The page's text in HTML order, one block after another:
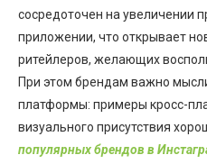
сосредоточен на увеличении
приложении, что открывает
ритейлеров, желающих
При этом брендам важно
платформы: примеры кросс-
визуального присутствия
популярных брендов в